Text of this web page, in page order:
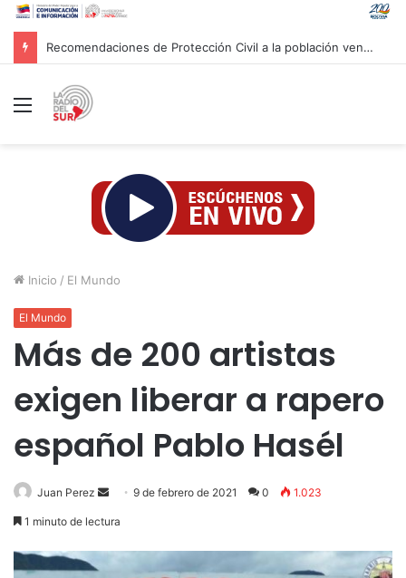
Recomendaciones de Protección Civil a la población venezolana ante fenómeno climatológico «El Niño»
Menú
Inicio / El Mundo
El Mundo
Más de 200 artistas
exigen liberar a rapero
español Pablo Hasél
Juan Perez
Send9 de febrero de 2021 0 1.023
1 minuto de lectura